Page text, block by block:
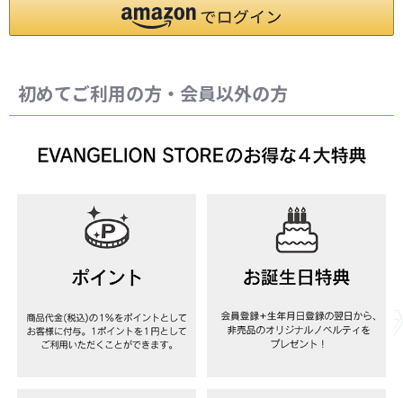
初めてご利用の方・会員以外の方